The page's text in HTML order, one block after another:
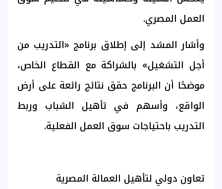
العمل المصري.
وأشار المشد إلى إطلاق برنامج «التدريب من
أجل التشغيل» بالشراكة مع القطاع الخاص،
موضحًا أن البرنامج حقق نتائج رائعة على أرض
الواقع، وأسهم في تأهيل الشباب وربط
التدريب باحتياجات سوق العمل الفعلية.
تعاون دولي لتأهيل العمالة المصرية